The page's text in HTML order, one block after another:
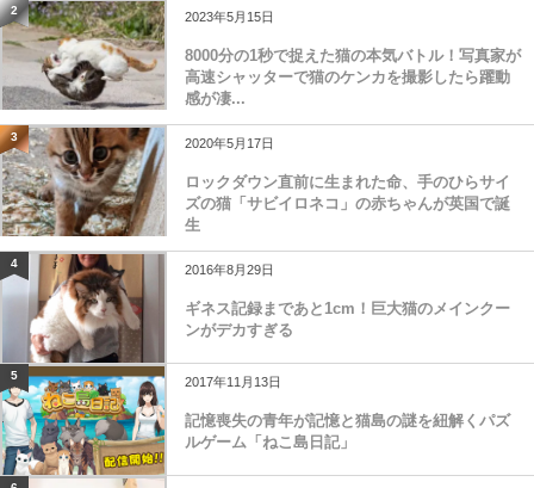
2 2023年5月15日
8000分の1秒で捉えた猫の本気バトル！写真家が
高速シャッターで猫のケンカを撮影したら躍動
感が凄...
3 2020年5月17日
ロックダウン直前に生まれた命、手のひらサイ
ズの猫「サビイロネコ」の赤ちゃんが英国で誕
生
4 2016年8月29日
ギネス記録まであと1cm！巨大猫のメインクー
ンがデカすぎる
5 2017年11月13日
記憶喪失の青年が記憶と猫島の謎を紐解くパズ
ルゲーム「ねこ島日記」